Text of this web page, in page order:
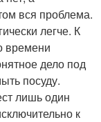
вся проблема.
легче. К
времени
дело под
посуду.
лишь один
к